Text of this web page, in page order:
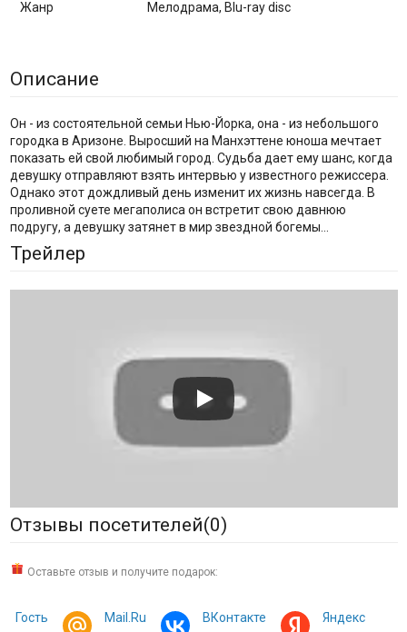
Жанр Мелодрама, Blu-ray disc
Описание
Он - из состоятельной семьи Нью-Йорка, она - из небольшого
городка в Аризоне. Выросший на Манхэттене юноша мечтает
показать ей свой любимый город. Судьба дает ему шанс, когда
девушку отправляют взять интервью у известного режиссера.
Однако этот дождливый день изменит их жизнь навсегда. В
проливной суете мегаполиса он встретит свою давнюю
подругу, а девушку затянет в мир звездной богемы...
Трейлер
Отзывы посетителей(0)
Оставьте отзыв и получите подарок:
Гость Mail.Ru ВКонтакте Яндекс